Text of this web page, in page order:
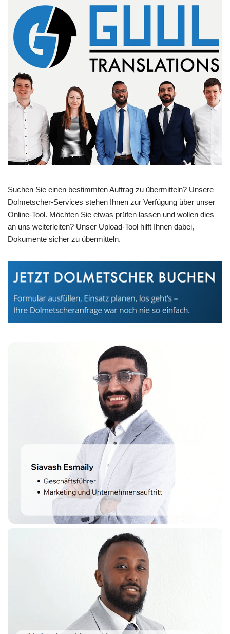
Suchen Sie einen bestimmten Auftrag zu übermitteln? Unsere
Dolmetscher-Services stehen Ihnen zur Verfügung über unser
Online-Tool. Möchten Sie etwas prüfen lassen und wollen dies
an uns weiterleiten? Unser Upload-Tool hilft Ihnen dabei,
Dokumente sicher zu übermitteln.